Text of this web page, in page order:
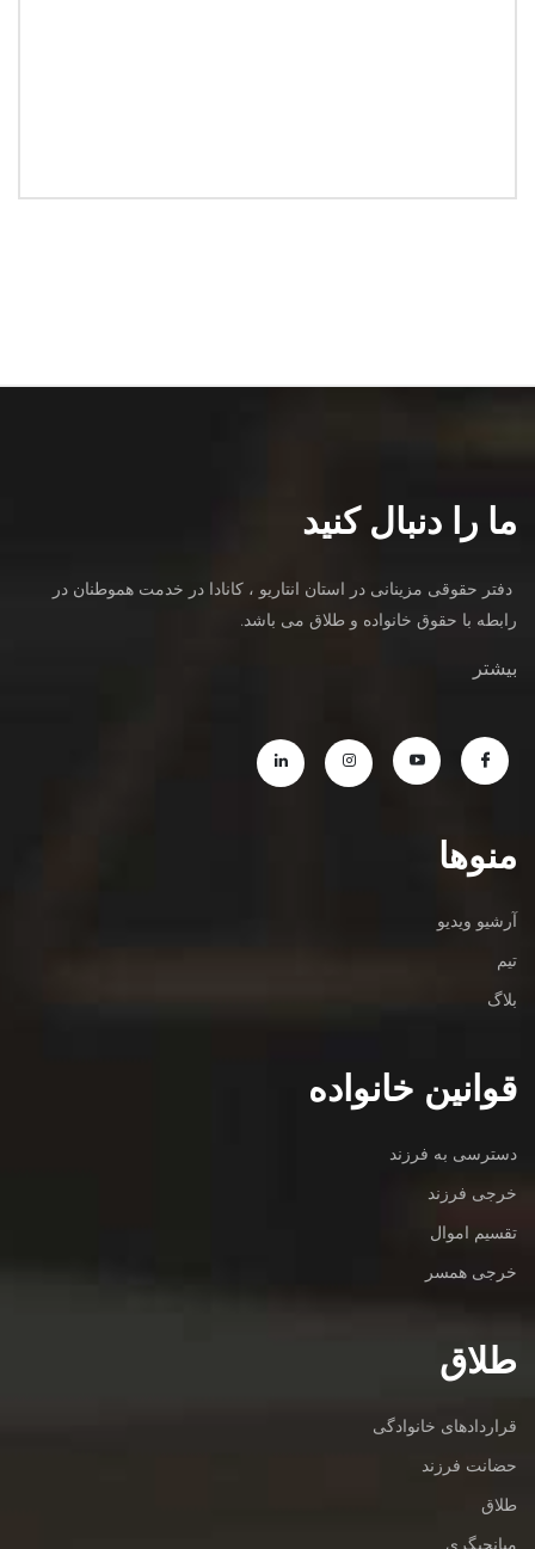
ما را دنبال کنید
دفتر حقوقی مزینانی در استان انتاریو ، کانادا در خدمت هموطنان در
رابطه با حقوق خانواده و طلاق می باشد.
بیشتر
منوها
آرشیو ویدیو
تیم
بلاگ
قوانین خانواده
دسترسی به فرزند
خرجی فرزند
تقسیم اموال
خرجی همسر
طلاق
قراردادهای خانوادگی
حضانت فرزند
طلاق
میانجیگری